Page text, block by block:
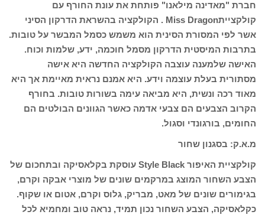
חברת "מאדינה מילאנו" פותחת את עונת החורף עם
קולקצייתMiss Dragon . הקולקציה בהשראת הדרקון הסיני
אשר לפי המסורת הסינית הוא משמש כסמל המבשר על טובות.
בתרבות המיסטית הדרקון מסמל חוכמה, ידע, שלמות וכוח.
האישה שלמענה עוצבה הקולקציה החדשה היא אישה
מסתורית בעלת עוצמה וידע. היא אמנם נראית מאיימת אך היא
מאוד רכה ונשית, היא מביאה עימה בשורות טובות. בחורף
הקרוב הצבעים הם צבעי אדמה כאשר הגוונים הבולטים הם
החומים, בורגונדי וסגול.
מ.א.ק: בסגנון שחור
קולקציית האיפור Style Black עוסקת בקלאסיקה ובתחכום של
הצבע השחור המוצג במרקמים שונים של מוצרי אבקה וקרם,
בגימורים שונים של מאט, מבריק, גלוס וקרם, אטום או שקוף.
כקלאסיקה, הצבע השחור נכון תמיד, נראה טוב ומחמיא לכל